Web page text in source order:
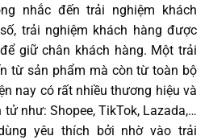
nhắc đến trải nghiệm khách
trải nghiệm khách hàng được
giữ chân khách hàng. Một trải
từ sản phẩm mà còn từ toàn bộ
nay có rất nhiều thương hiệu và
như: Shopee, TikTok, Lazada,…
yêu thích bởi nhờ vào trải